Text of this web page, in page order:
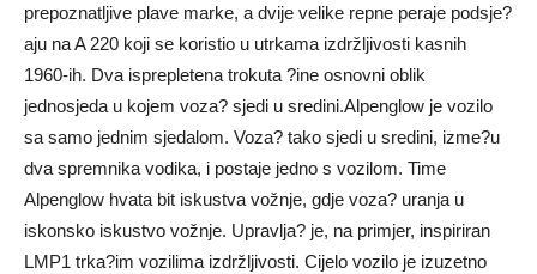
prepoznatljive plave marke, a dvije velike repne peraje podsje?
aju na A 220 koji se koristio u utrkama izdržljivosti kasnih
1960-ih. Dva isprepletena trokuta ?ine osnovni oblik
jednosjeda u kojem voza? sjedi u sredini.Alpenglow je vozilo
sa samo jednim sjedalom. Voza? tako sjedi u sredini, izme?u
dva spremnika vodika, i postaje jedno s vozilom. Time
Alpenglow hvata bit iskustva vožnje, gdje voza? uranja u
iskonsko iskustvo vožnje. Upravlja? je, na primjer, inspiriran
LMP1 trka?im vozilima izdržljivosti. Cijelo vozilo je izuzetno